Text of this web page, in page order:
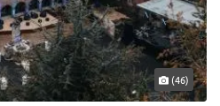
(46)